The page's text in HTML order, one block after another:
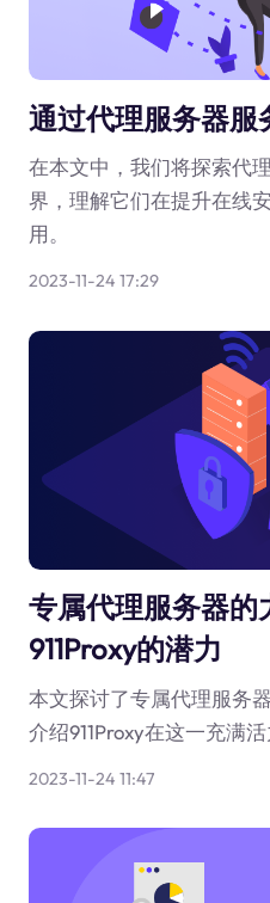
通过代理服务器服
在本文中，我们将探索代
界，理解它们在提升在线
用。
2023-11-24 17:29
专属代理服务器的
911Proxy的潜力
本文探讨了专属代理服务
介绍911Proxy在这一充满
2023-11-24 11:47